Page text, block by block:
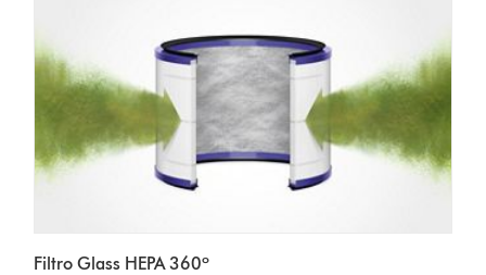
Filtro Glass HEPA 360º